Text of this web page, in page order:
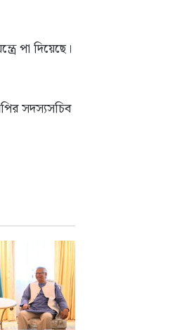
পা দিয়েছে।
সদস্যসচিব